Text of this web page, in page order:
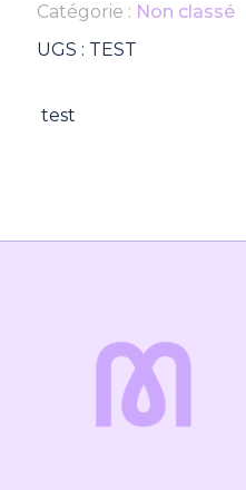
UGS : TEST
Catégorie : Non classé
test